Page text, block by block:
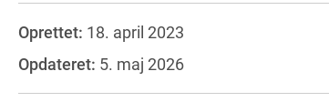
Oprettet: 18. april 2023
Opdateret: 5. maj 2026